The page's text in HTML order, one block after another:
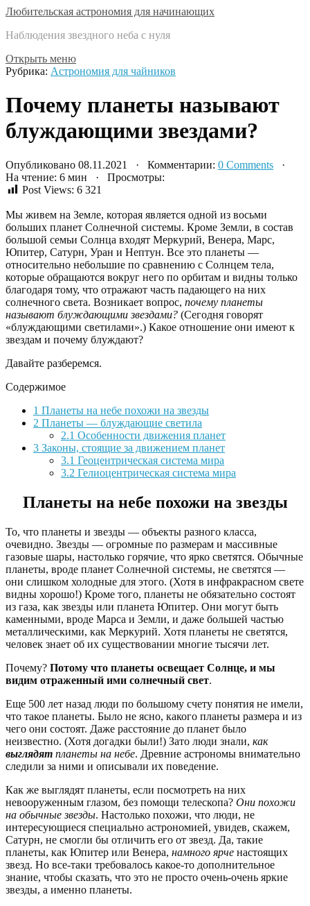
Любительская астрономия для начинающих
Наблюдения звездного неба с нуля
Открыть меню
Рубрика: Астрономия для чайников
Почему планеты называют
блуждающими звездами?
Опубликовано 08.11.2021 · Комментарии: 0 Comments ·
На чтение: 6 мин · Просмотры:
Post Views: 6 321
Мы живем на Земле, которая является одной из восьми
больших планет Солнечной системы. Кроме Земли, в состав
большой семьи Солнца входят Меркурий, Венера, Марс,
Юпитер, Сатурн, Уран и Нептун. Все это планеты —
относительно небольшие по сравнению с Солнцем тела,
которые обращаются вокруг него по орбитам и видны только
благодаря тому, что отражают часть падающего на них
солнечного света. Возникает вопрос, почему планеты
называют блуждающими звездами? (Сегодня говорят
«блуждающими светилами».) Какое отношение они имеют к
звездам и почему блуждают?
Давайте разберемся.
Содержимое
1 Планеты на небе похожи на звезды
2 Планеты — блуждающие светила
2.1 Особенности движения планет
3 Законы, стоящие за движением планет
3.1 Геоцентрическая система мира
3.2 Гелиоцентрическая система мира
Планеты на небе похожи на звезды
То, что планеты и звезды — объекты разного класса,
очевидно. Звезды — огромные по размерам и массивные
газовые шары, настолько горячие, что ярко светятся. Обычные
планеты, вроде планет Солнечной системы, не светятся —
они слишком холодные для этого. (Хотя в инфракрасном свете
видны хорошо!) Кроме того, планеты не обязательно состоят
из газа, как звезды или планета Юпитер. Они могут быть
каменными, вроде Марса и Земли, и даже большей частью
металлическими, как Меркурий. Хотя планеты не светятся,
человек знает об их существовании многие тысячи лет.
Почему? Потому что планеты освещает Солнце, и мы
видим отраженный ими солнечный свет.
Еще 500 лет назад люди по большому счету понятия не имели,
что такое планеты. Было не ясно, какого планеты размера и из
чего они состоят. Даже расстояние до планет было
неизвестно. (Хотя догадки были!) Зато люди знали, как
выглядят планеты на небе. Древние астрономы внимательно
следили за ними и описывали их поведение.
Как же выглядят планеты, если посмотреть на них
невооруженным глазом, без помощи телескопа? Они похожи
на обычные звезды. Настолько похожи, что люди, не
интересующиеся специально астрономией, увидев, скажем,
Сатурн, не смогли бы отличить его от звезд. Да, такие
планеты, как Юпитер или Венера, намного ярче настоящих
звезд. Но все-таки требовалось какое-то дополнительное
знание, чтобы сказать, что это не просто очень-очень яркие
звезды, а именно планеты.